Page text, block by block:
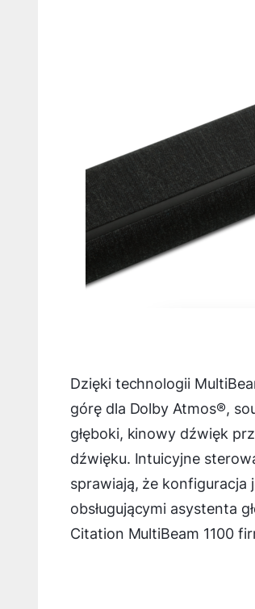
Dzięki technologii
górę dla Dolby Atmos®,
głęboki, kinowy dźwięk
dźwięku. Intuicyjne
sprawiają, że konfiguracja
obsługującymi asystenta
Citation MultiBeam 1100